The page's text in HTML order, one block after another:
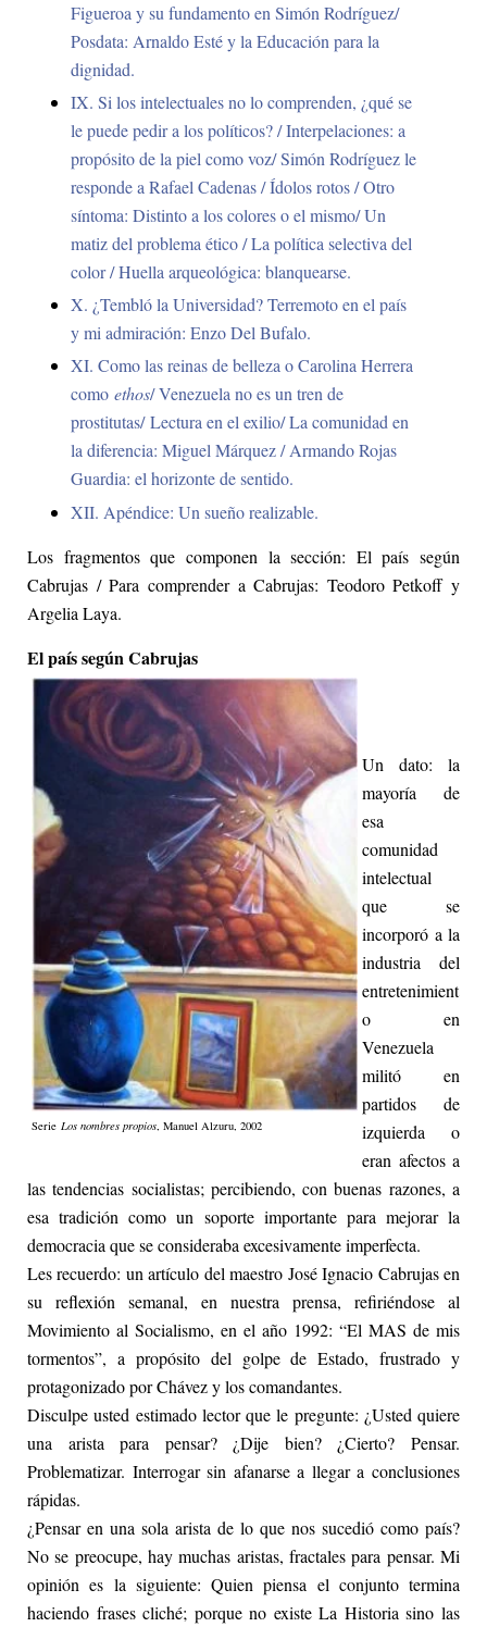
Figueroa y su fundamento en Simón Rodríguez/
Posdata: Arnaldo Esté y la Educación para la
dignidad.
IX. Si los intelectuales no lo comprenden, ¿qué se
le puede pedir a los políticos? / Interpelaciones: a
propósito de la piel como voz/ Simón Rodríguez le
responde a Rafael Cadenas / Ídolos rotos / Otro
síntoma: Distinto a los colores o el mismo/ Un
matiz del problema ético / La política selectiva del
color / Huella arqueológica: blanquearse.
X. ¿Tembló la Universidad? Terremoto en el país
y mi admiración: Enzo Del Bufalo.
XI. Como las reinas de belleza o Carolina Herrera
como ethos/ Venezuela no es un tren de
prostitutas/ Lectura en el exilio/ La comunidad en
la diferencia: Miguel Márquez / Armando Rojas
Guardia: el horizonte de sentido.
XII. Apéndice: Un sueño realizable.
Los fragmentos que componen la sección: El país según
Cabrujas / Para comprender a Cabrujas: Teodoro Petkoff y
Argelia Laya.
El país según Cabrujas
Serie Los nombres propios, Manuel Alzuru, 2002
Un dato: la
mayoría de
esa
comunidad
intelectual
que se
incorporó a la
industria del
entretenimient
o en
Venezuela
militó en
partidos de
izquierda o
eran afectos a
las tendencias socialistas; percibiendo, con buenas razones, a
esa tradición como un soporte importante para mejorar la
democracia que se consideraba excesivamente imperfecta.
Les recuerdo: un artículo del maestro José Ignacio Cabrujas en
su reflexión semanal, en nuestra prensa, refiriéndose al
Movimiento al Socialismo, en el año 1992: “El MAS de mis
tormentos”, a propósito del golpe de Estado, frustrado y
protagonizado por Chávez y los comandantes.
Disculpe usted estimado lector que le pregunte: ¿Usted quiere
una arista para pensar? ¿Dije bien? ¿Cierto? Pensar.
Problematizar. Interrogar sin afanarse a llegar a conclusiones
rápidas.
¿Pensar en una sola arista de lo que nos sucedió como país?
No se preocupe, hay muchas aristas, fractales para pensar. Mi
opinión es la siguiente: Quien piensa el conjunto termina
haciendo frases cliché; porque no existe La Historia sino las